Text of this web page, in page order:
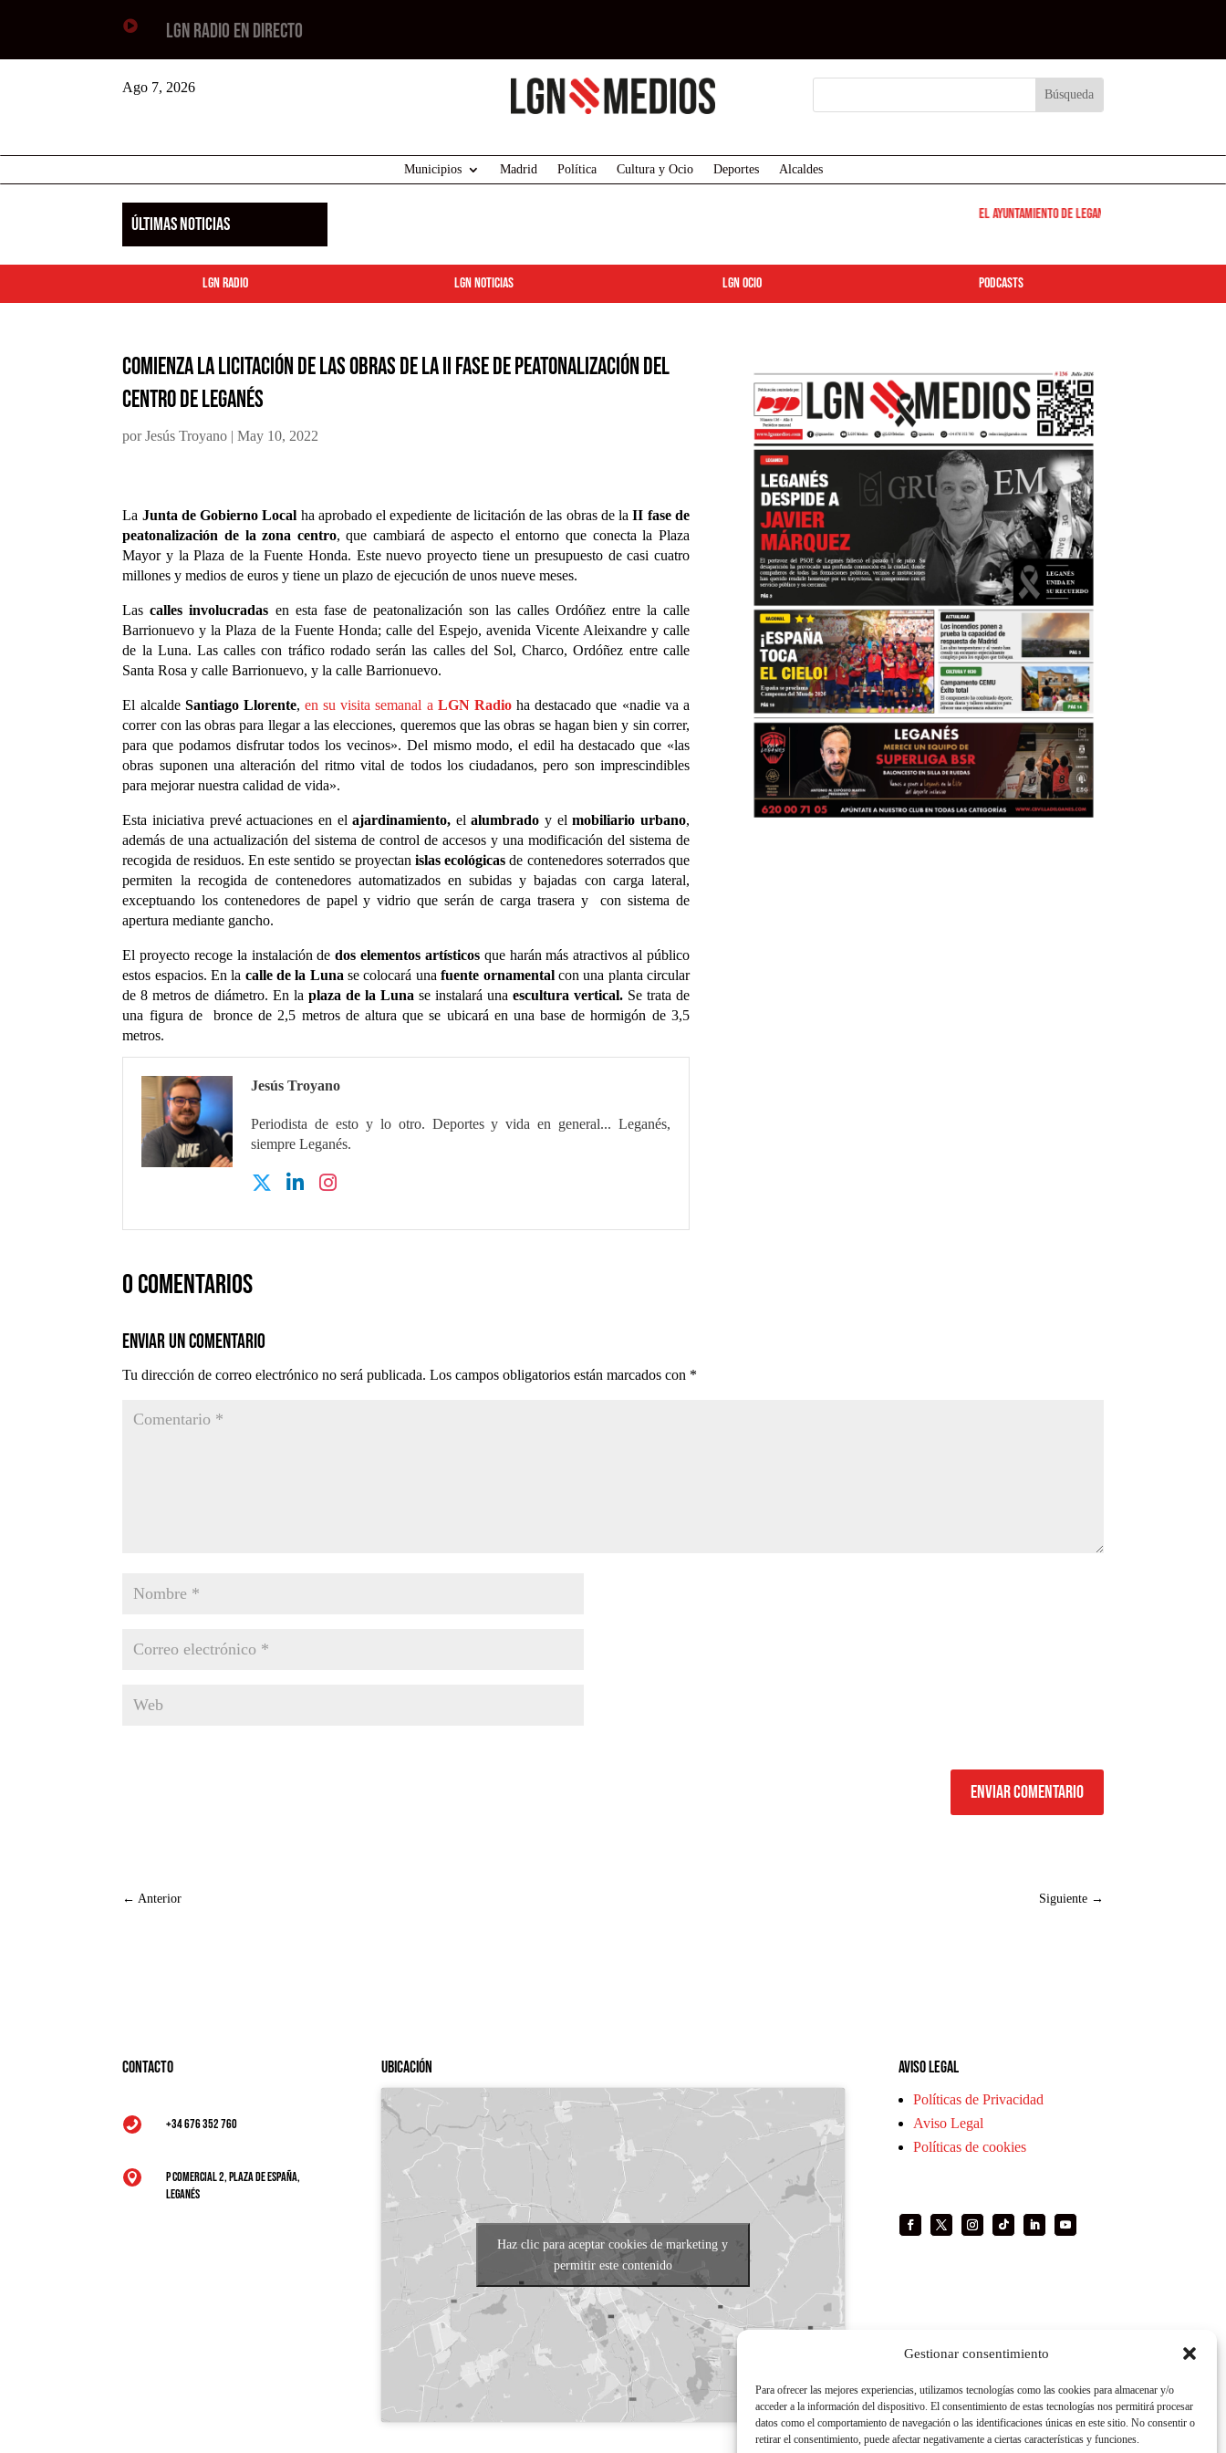
Gestionar consentimiento
Para ofrecer las mejores experiencias, utilizamos tecnologías como las cookies para almacenar y/o
acceder a la información del dispositivo. El consentimiento de estas tecnologías nos permitirá procesar
datos como el comportamiento de navegación o las identificaciones únicas en este sitio. No consentir o
retirar el consentimiento, puede afectar negativamente a ciertas características y funciones.
 LGN RADIO EN DIRECTO
Ago 7, 2026
Municipios Madrid Política Cultura y Ocio Deportes Alcaldes
ÚLTIMAS NOTICIAS El Ayuntamiento de Leganés pone en marcha los
LGN Radio LGN Noticias LGN ocio podcasts
Comienza la licitación de las obras de la II fase de peatonalización del
centro de Leganés
porJesús Troyano |May 10, 2022
La Junta de Gobierno Local ha aprobado el expediente de licitación de las obras de laII fase de
peatonalización de la zona centro, que cambiará de aspecto el entorno que conecta la Plaza
Mayor y la Plaza de la Fuente Honda. Este nuevo proyecto tiene un presupuesto de casi cuatro
millones y medios de euros y tiene un plazo de ejecución de unos nueve meses.
Lascalles involucradas en esta fase de peatonalización son las calles Ordóñez entre la calle
Barrionuevo y la Plaza de la Fuente Honda; calle del Espejo, avenida Vicente Aleixandre y calle
de la Luna. Las calles con tráfico rodado serán las calles del Sol, Charco, Ordóñez entre calle
Santa Rosa y calle Barrionuevo, y la calle Barrionuevo.
El alcalde Santiago Llorente,en su visita semanal a LGN Radioha destacado que «nadie va a
correr con las obras para llegar a las elecciones, queremos que las obras se hagan bien y sin correr,
para que podamos disfrutar todos los vecinos». Del mismo modo, el edil ha destacado que «las
obras suponen una alteración del ritmo vital de todos los ciudadanos, pero son imprescindibles
para mejorar nuestra calidad de vida».
Esta iniciativa prevé actuaciones en elajardinamiento, elalumbrado y elmobiliario urbano,
además de una actualización del sistema de control de accesos y una modificación del sistema de
recogida de residuos. En este sentido se proyectan islas ecológicas de contenedores soterrados que
permiten la recogida de contenedores automatizados en subidas y bajadas con carga lateral,
exceptuando los contenedores de papel y vidrio que serán de carga trasera y con sistema de
apertura mediante gancho.
El proyecto recoge la instalación dedos elementos artísticosque harán más atractivos al público
estos espacios. En la calle de la Luna se colocará unafuente ornamentalcon una planta circular
de 8 metros de diámetro. En la plaza de la Luna se instalará una escultura vertical.Se trata de
una figura de bronce de 2,5 metros de altura que se ubicará en una base de hormigón de 3,5
metros.
Jesús Troyano
Periodista de esto y lo otro. Deportes y vida en general... Leganés,
siempre Leganés.
0 comentarios
Enviar un comentario
Tu dirección de correo electrónico no será publicada. Los campos obligatorios están marcados con *
Enviar comentario
← Anterior Siguiente→
Contacto
 +34 676 352 760

P Comercial 2, Plaza de España,
Leganés
Ubicación
Haz clic para aceptar cookies de marketing y
permitir este contenido
Aviso legal
Políticas de Privacidad
Aviso Legal
Políticas de cookies